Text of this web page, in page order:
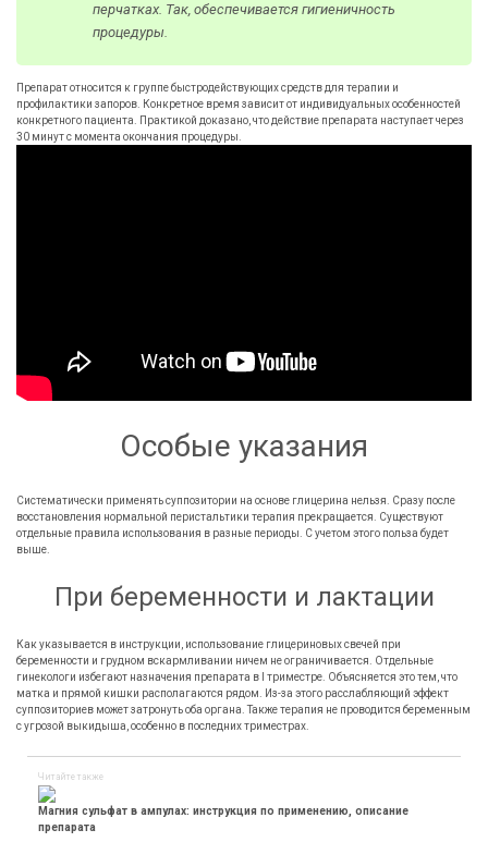
перчатках. Так, обеспечивается гигиеничность
процедуры.
Препарат относится к группе быстродействующих средств для терапии и
профилактики запоров. Конкретное время зависит от индивидуальных особенностей
конкретного пациента. Практикой доказано, что действие препарата наступает через
30 минут с момента окончания процедуры.
Особые указания
Систематически применять суппозитории на основе глицерина нельзя. Сразу после
восстановления нормальной перистальтики терапия прекращается. Существуют
отдельные правила использования в разные периоды. С учетом этого польза будет
выше.
При беременности и лактации
Как указывается в инструкции, использование глицериновых свечей при
беременности и грудном вскармливании ничем не ограничивается. Отдельные
гинекологи избегают назначения препарата в I триместре. Объясняется это тем, что
матка и прямой кишки располагаются рядом. Из-за этого расслабляющий эффект
суппозиториев может затронуть оба органа. Также терапия не проводится беременным
с угрозой выкидыша, особенно в последних триместрах.
Читайте также
Магния сульфат в ампулах: инструкция по применению, описание
препарата